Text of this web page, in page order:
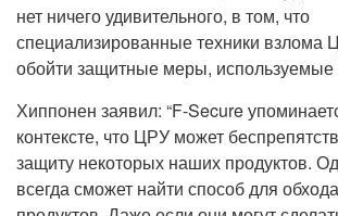
нет ничего удивительного, в том, что
специализированные техники взлома
обойти защитные меры, используемые
Хиппонен заявил: “F-Secure
контексте, что ЦРУ может
защиту некоторых наших продуктов.
всегда сможет найти способ для